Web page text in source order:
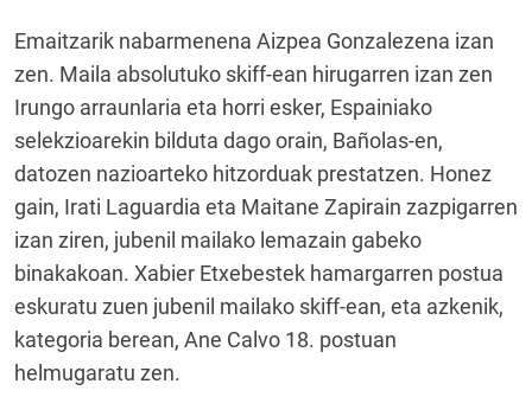
Emaitzarik nabarmenena Aizpea Gonzalezena izan
zen. Maila absolutuko skiff-ean hirugarren izan zen
Irungo arraunlaria eta horri esker, Espainiako
selekzioarekin bilduta dago orain, Bañolas-en,
datozen nazioarteko hitzorduak prestatzen. Honez
gain, Irati Laguardia eta Maitane Zapirain zazpigarren
izan ziren, jubenil mailako lemazain gabeko
binakakoan. Xabier Etxebestek hamargarren postua
eskuratu zuen jubenil mailako skiff-ean, eta azkenik,
kategoria berean, Ane Calvo 18. postuan
helmugaratu zen.